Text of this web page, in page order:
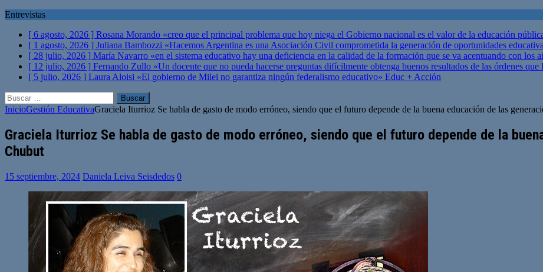
Entrevistas
[ 6 agosto, 2026 ] Rosana Morando «creo que el principal problema que hoy niega el Gobierno nacional es el valor de la educación
[ 1 agosto, 2026 ] Juliana Bambozzi «Hacemos Argentina es una Asociación Civil comprometida la generación de oportunidades
[ 28 julio, 2026 ] María Navarro «en el sistema educativo hay una deficiencia en la calidad de la formación que se va acentuando con los
[ 12 julio, 2026 ] Fernando Zullo «Un docente que no pueda hacerse preguntas difícilmente obtenga buenos resultados de las órdenes
[ 5 julio, 2026 ] Laura Aloisi «El gobierno de Milei no garantiza ningún federalismo educativo» Educ + Acción
Buscar:
InicioGestión EducativaGraciela Iturrioz Se habla de gasto de modo erróneo, siendo que el futuro depende de la buena educación de las
Graciela Iturrioz Se habla de gasto de modo erróneo, siendo que el futuro depende de la
Chubut
15 septiembre, 2024 Daniela Leiva Seisdedos 0